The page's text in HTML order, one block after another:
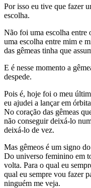
Por isso eu tive que fazer
escolha.
Não foi uma escolha entre
uma escolha entre mim e
das gêmeas tinha que
E é nesse momento a
despede.
Pois é, hoje foi o meu
eu ajudei a lançar em
No coração das gêmeas
não conseguir deixá-lo
deixá-lo de vez.
Mas gêmeos é um signo
Do universo feminino em
volta. Para o qual eu
qual eu sempre vou fazer
ninguém me veja.